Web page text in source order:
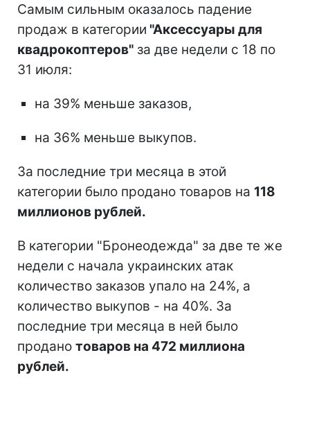
Самым сильным оказалось падение
продаж в категории "Аксессуары для
квадрокоптеров" за две недели с 18 по
31 июля:
на 39% меньше заказов,
на 36% меньше выкупов.
За последние три месяца в этой
категории было продано товаров на 118
миллионов рублей.
В категории "Бронеодежда" за две те же
недели с начала украинских атак
количество заказов упало на 24%, а
количество выкупов - на 40%. За
последние три месяца в ней было
продано товаров на 472 миллиона
рублей.